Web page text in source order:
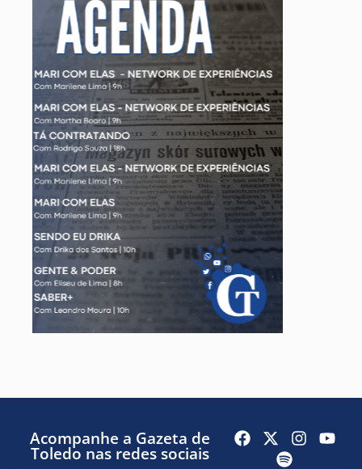
Acompanhe a Gazeta de
Toledo nas redes sociais